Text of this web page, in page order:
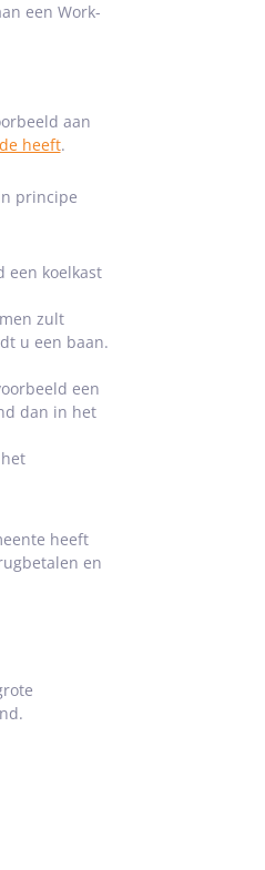
een Work-
aan
heeft.
principe
een koelkast
zult
u een baan.
een
dan in het
heeft
en